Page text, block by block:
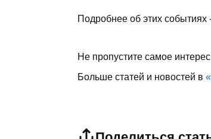
Подробнее об этих
Не пропустите самое
Больше статей и новостей в